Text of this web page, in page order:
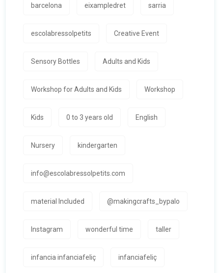
barcelona eixampledret sarria
escolabressolpetits Creative Event
Sensory Bottles Adults and Kids
Workshop for Adults and Kids Workshop
Kids 0 to 3 years old English
Nursery kindergarten
info@escolabressolpetits.com
material Included @makingcrafts_bypalo
Instagram wonderful time taller
infancia infanciafeliç infanciafeliç